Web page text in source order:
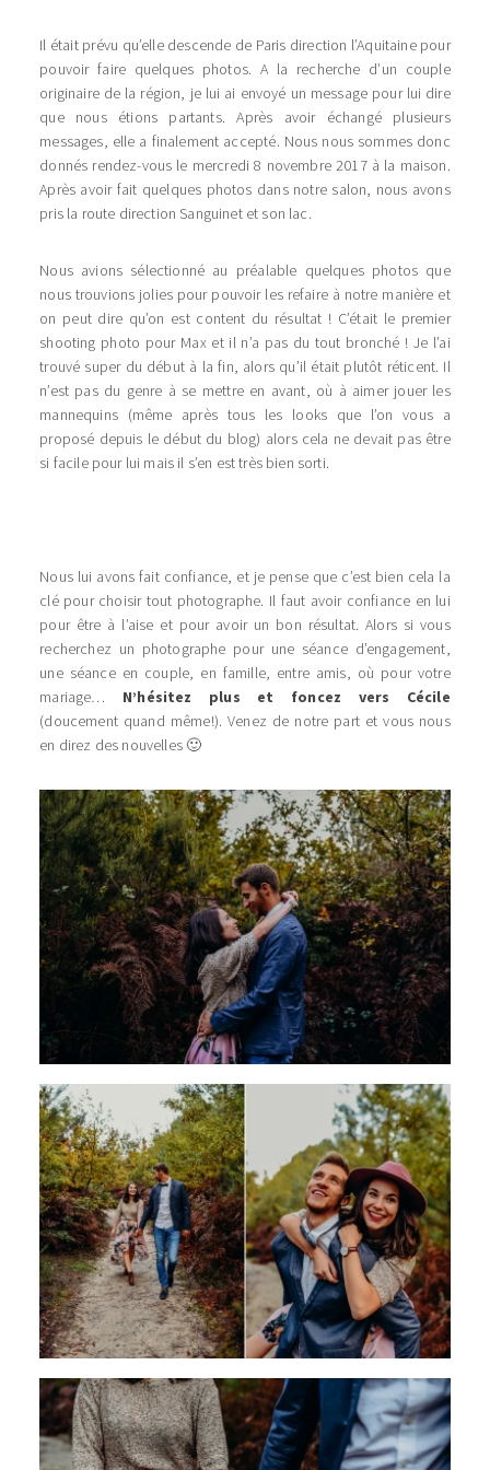
Il était prévu qu’elle descende de Paris direction l’Aquitaine pour
pouvoir faire quelques photos. A la recherche d’un couple
originaire de la région, je lui ai envoyé un message pour lui dire
que nous étions partants. Après avoir échangé plusieurs
messages, elle a finalement accepté. Nous nous sommes donc
donnés rendez-vous le mercredi 8 novembre 2017 à la maison.
Après avoir fait quelques photos dans notre salon, nous avons
pris la route direction Sanguinet et son lac.
Nous avions sélectionné au préalable quelques photos que
nous trouvions jolies pour pouvoir les refaire à notre manière et
on peut dire qu’on est content du résultat ! C’était le premier
shooting photo pour Max et il n’a pas du tout bronché ! Je l’ai
trouvé super du début à la fin, alors qu’il était plutôt réticent. Il
n’est pas du genre à se mettre en avant, où à aimer jouer les
mannequins (même après tous les looks que l’on vous a
proposé depuis le début du blog) alors cela ne devait pas être
si facile pour lui mais il s’en est très bien sorti.
Nous lui avons fait confiance, et je pense que c’est bien cela la
clé pour choisir tout photographe. Il faut avoir confiance en lui
pour être à l’aise et pour avoir un bon résultat. Alors si vous
recherchez un photographe pour une séance d’engagement,
une séance en couple, en famille, entre amis, où pour votre
mariage… N’hésitez plus et foncez vers Cécile
(doucement quand même!). Venez de notre part et vous nous
en direz des nouvelles 🙂